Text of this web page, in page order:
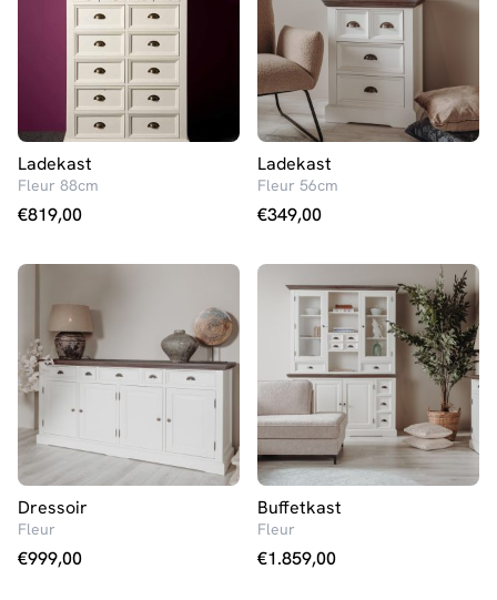
Ladekast
Fleur 88cm
€819,00
Ladekast
Fleur 56cm
€349,00
Dressoir
Fleur
€999,00
Buffetkast
Fleur
€1.859,00